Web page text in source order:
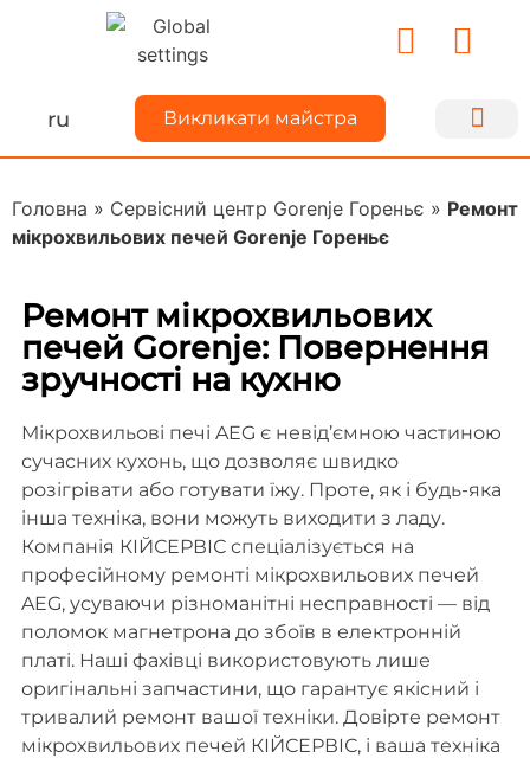
ru Викликати майстра
Головна » Сервісний центр Gorenje Гореньє » Ремонт
мікрохвильових печей Gorenje Гореньє
Ремонт мікрохвильових
печей Gorenje: Повернення
зручності на кухню
Мікрохвильові печі AEG є невід’ємною частиною
сучасних кухонь, що дозволяє швидко
розігрівати або готувати їжу. Проте, як і будь-яка
інша техніка, вони можуть виходити з ладу.
Компанія КІЙСЕРВІС спеціалізується на
професійному ремонті мікрохвильових печей
AEG, усуваючи різноманітні несправності — від
поломок магнетрона до збоїв в електронній
платі. Наші фахівці використовують лише
оригінальні запчастини, що гарантує якісний і
тривалий ремонт вашої техніки. Довірте ремонт
мікрохвильових печей КІЙСЕРВІС, і ваша техніка